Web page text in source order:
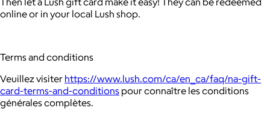
online or in your local Lush shop.
Terms and conditions
Veuillez visiter https://www.lush.com/ca/en_ca/faq/na-gift-
card-terms-and-conditions pour connaître les conditions
générales complètes.